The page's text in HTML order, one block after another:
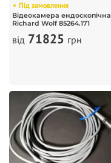
Під замовлення
Відеокамера ендоскопічна
Richard Wolf 85264.171
від 71825 грн